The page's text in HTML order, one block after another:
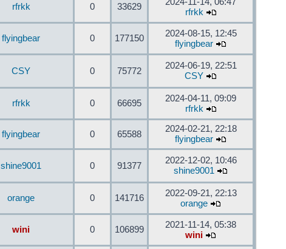
rfrkk 0 33629
rfrkk
flyingbear 0 177150
2024-08-15, 12:45
flyingbear
CSY 0 75772
2024-06-19, 22:51
CSY
rfrkk 0 66695
2024-04-11, 09:09
rfrkk
flyingbear 0 65588
2024-02-21, 22:18
flyingbear
shine9001 0 91377
2022-12-02, 10:46
shine9001
orange 0 141716
2022-09-21, 22:13
orange
wini 0 106899
2021-11-14, 05:38
wini